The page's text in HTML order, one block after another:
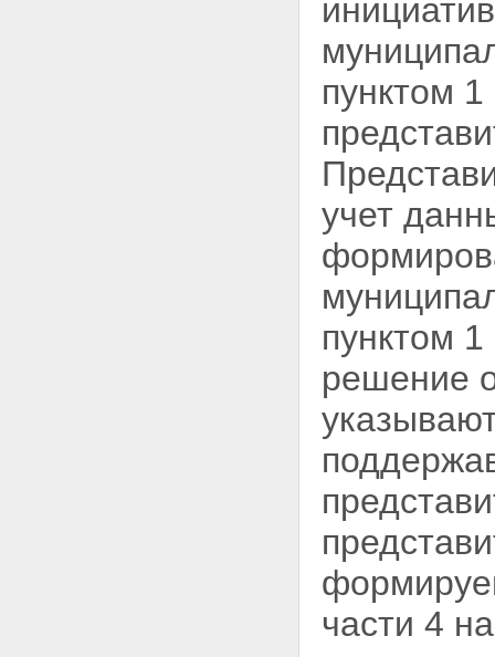
пунктом
учет
пунктом
решение
части 4